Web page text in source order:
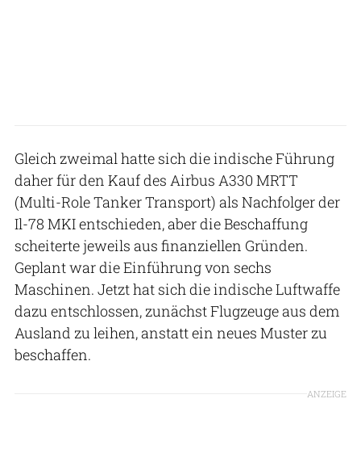
Gleich zweimal hatte sich die indische Führung
daher für den Kauf des Airbus A330 MRTT
(Multi-Role Tanker Transport) als Nachfolger der
Il-78 MKI entschieden, aber die Beschaffung
scheiterte jeweils aus finanziellen Gründen.
Geplant war die Einführung von sechs
Maschinen. Jetzt hat sich die indische Luftwaffe
dazu entschlossen, zunächst Flugzeuge aus dem
Ausland zu leihen, anstatt ein neues Muster zu
beschaffen.
ANZEIGE